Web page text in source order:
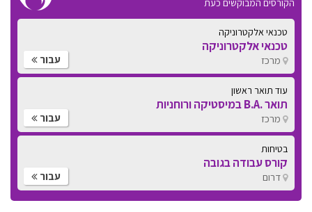
הקורסים המבוקשים כעת
טכנאי אלקטרוניקה
טכנאי אלקטרוניקה
מרכז עבור
עוד תואר ראשון
תואר .B.A במיסטיקה ורוחניות
מרכז עבור
בטיחות
קורס עבודה בגובה
דרום עבור